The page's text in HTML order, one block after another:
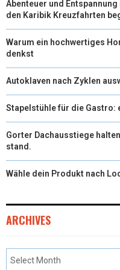
Abenteuer und
den Karibik Kreuzfahrten
Warum ein hochwertiges
denkst
Autoklaven nach Zyklen
Stapelstühle für die
Gorter Dachausstiege
stand.
Wähle dein Produkt nach
ARCHIVES